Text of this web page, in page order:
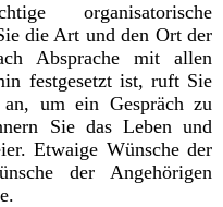
organisatorische
die Art und den Ort der
Absprache mit allen
festgesetzt ist, ruft Sie
um ein Gespräch zu
Sie das Leben und
Etwaige Wünsche der
der Angehörigen